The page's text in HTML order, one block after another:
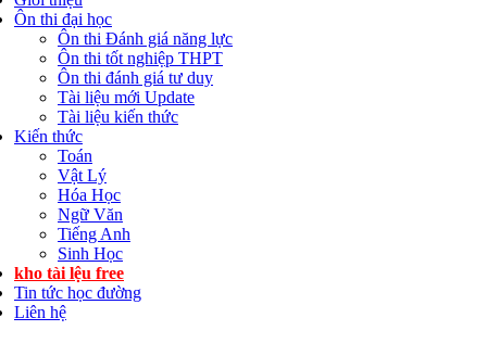
Ôn thi đại học
Ôn thi Đánh giá năng lực
Ôn thi tốt nghiệp THPT
Ôn thi đánh giá tư duy
Tài liệu mới Update
Tài liệu kiến thức
Kiến thức
Toán
Vật Lý
Hóa Học
Ngữ Văn
Tiếng Anh
Sinh Học
kho tài lệu free
Tin tức học đường
Liên hệ